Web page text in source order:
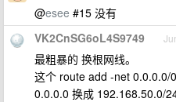
@esee #15 没有
VK2CnSG6oL4S9749
最粗暴的 换根网线。
这个 route add -net 0.0.0.0/
0.0.0.0 换成 192.168.50.0/